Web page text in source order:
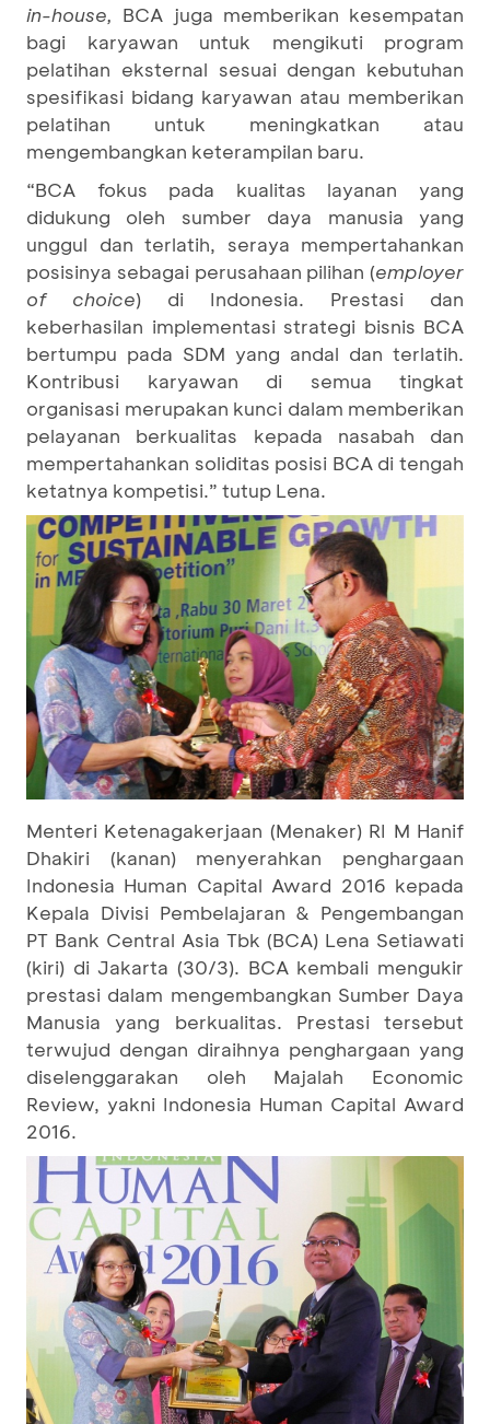
in-house, BCA juga memberikan kesempatan
bagi karyawan untuk mengikuti program
pelatihan eksternal sesuai dengan kebutuhan
spesifikasi bidang karyawan atau memberikan
pelatihan untuk meningkatkan atau
mengembangkan keterampilan baru.
“BCA fokus pada kualitas layanan yang
didukung oleh sumber daya manusia yang
unggul dan terlatih, seraya mempertahankan
posisinya sebagai perusahaan pilihan (employer
of choice) di Indonesia. Prestasi dan
keberhasilan implementasi strategi bisnis BCA
bertumpu pada SDM yang andal dan terlatih.
Kontribusi karyawan di semua tingkat
organisasi merupakan kunci dalam memberikan
pelayanan berkualitas kepada nasabah dan
mempertahankan soliditas posisi BCA di tengah
ketatnya kompetisi.” tutup Lena.
Menteri Ketenagakerjaan (Menaker) RI M Hanif
Dhakiri (kanan) menyerahkan penghargaan
Indonesia Human Capital Award 2016 kepada
Kepala Divisi Pembelajaran & Pengembangan
PT Bank Central Asia Tbk (BCA) Lena Setiawati
(kiri) di Jakarta (30/3). BCA kembali mengukir
prestasi dalam mengembangkan Sumber Daya
Manusia yang berkualitas. Prestasi tersebut
terwujud dengan diraihnya penghargaan yang
diselenggarakan oleh Majalah Economic
Review, yakni Indonesia Human Capital Award
2016.